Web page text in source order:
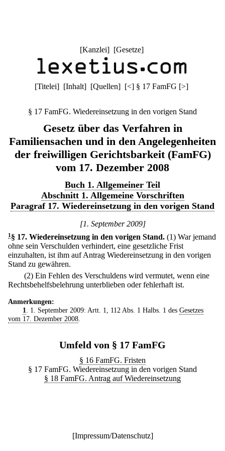
[Kanzlei] [Gesetze]
[Titelei] [Inhalt] [Quellen] [<] § 17 FamFG [>]
§ 17 FamFG. Wiedereinsetzung in den vorigen Stand
Gesetz über das Verfahren in
Familiensachen und in den Angelegenheiten
der freiwilligen Gerichtsbarkeit (FamFG)
vom 17. Dezember 2008
Buch 1. Allgemeiner Teil
Abschnitt 1. Allgemeine Vorschriften
Paragraf 17. Wiedereinsetzung in den vorigen Stand
[1. September 2009]
1 § 17. Wiedereinsetzung in den vorigen Stand. (1) War jemand
ohne sein Verschulden verhindert, eine gesetzliche Frist
einzuhalten, ist ihm auf Antrag Wiedereinsetzung in den vorigen
Stand zu gewähren.
(2) Ein Fehlen des Verschuldens wird vermutet, wenn eine
Rechtsbehelfsbelehrung unterblieben oder fehlerhaft ist.
Anmerkungen:
1. 1. September 2009: Artt. 1, 112 Abs. 1 Halbs. 1 des Gesetzes
vom 17. Dezember 2008.
Umfeld von § 17 FamFG
§ 16 FamFG. Fristen
§ 17 FamFG. Wiedereinsetzung in den vorigen Stand
§ 18 FamFG. Antrag auf Wiedereinsetzung
[Impressum/Datenschutz]